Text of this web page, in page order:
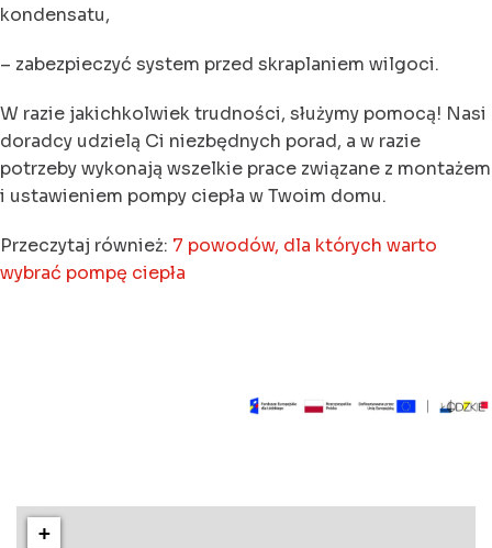
kondensatu,
– zabezpieczyć system przed skraplaniem wilgoci.
W razie jakichkolwiek trudności, służymy pomocą! Nasi
doradcy udzielą Ci niezbędnych porad, a w razie
potrzeby wykonają wszelkie prace związane z montażem
i ustawieniem pompy ciepła w Twoim domu.
Przeczytaj również: 7 powodów, dla których warto
wybrać pompę ciepła
+